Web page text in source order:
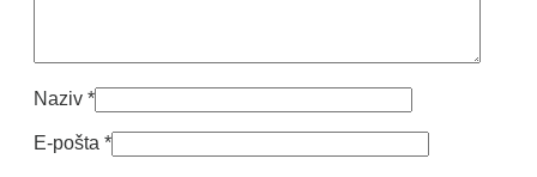
Naziv *
E-pošta *